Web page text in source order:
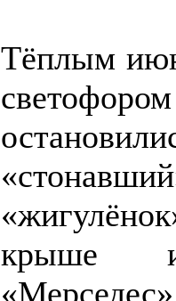
Тёплым
крыше и